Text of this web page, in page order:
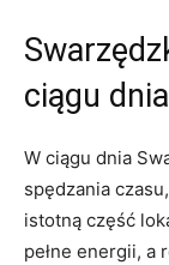
ciągu dnia
W ciągu dnia
spędzania
istotną część
pełne energii, a